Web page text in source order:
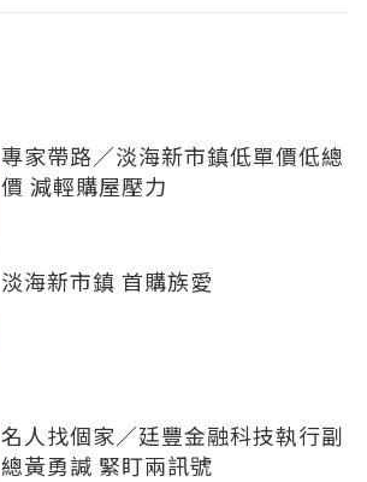
專家帶路／淡海新市鎮低單價低總
價 減輕購屋壓力
淡海新市鎮 首購族愛
名人找個家／廷豐金融科技執行副
總黃勇諴 緊盯兩訊號